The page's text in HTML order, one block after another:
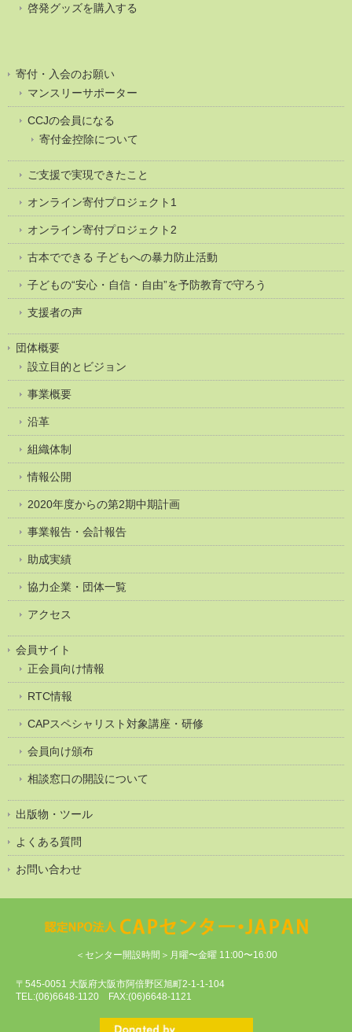
啓発グッズを購入する
寄付・入会のお願い
マンスリーサポーター
CCJの会員になる
寄付金控除について
ご支援で実現できたこと
オンライン寄付プロジェクト1
オンライン寄付プロジェクト2
古本でできる 子どもへの暴力防止活動
子どもの“安心・自信・自由”を予防教育で守ろう
支援者の声
団体概要
設立目的とビジョン
事業概要
沿革
組織体制
情報公開
2020年度からの第2期中期計画
事業報告・会計報告
助成実績
協力企業・団体一覧
アクセス
会員サイト
正会員向け情報
RTC情報
CAPスペシャリスト対象講座・研修
会員向け頒布
相談窓口の開設について
出版物・ツール
よくある質問
お問い合わせ
＜センター開設時間＞月曜〜金曜 11:00〜16:00
〒545-0051 大阪府大阪市阿倍野区旭町2-1-1-104
TEL:(06)6648-1120 FAX:(06)6648-1121